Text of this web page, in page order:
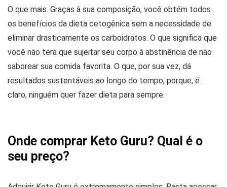
O que mais. Graças à sua composição, você obtém todos
os benefícios da dieta cetogênica sem a necessidade de
eliminar drasticamente os carboidratos. O que significa que
você não terá que sujeitar seu corpo à abstinência de não
saborear sua comida favorita. O que, por sua vez, dá
resultados sustentáveis ​​ao longo do tempo, porque, é
claro, ninguém quer fazer dieta para sempre.
Onde comprar Keto Guru? Qual é o
seu preço?